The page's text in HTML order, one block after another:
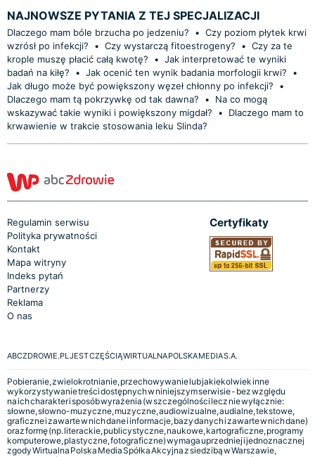
NAJNOWSZE PYTANIA Z TEJ SPECJALIZACJI
Dlaczego mam bóle brzucha po jedzeniu? • Czy poziom płytek krwi
wzrósł po infekcji?
• Czy wystarczą fitoestrogeny? • Czy za te
krople muszę płacić całą kwotę?
• Jak interpretować te wyniki
badań na kiłę?
• Jak ocenić ten wynik badania morfologii krwi?
•
Jak długo może być powiększony węzeł chłonny po infekcji?
•
Dlaczego mam tą pokrzywkę od tak dawna?
•
Na co mogą
wskazywać takie wyniki i powiększony migdał?
•
Dlaczego mam to
krwawienie w trakcie stosowania leku Slinda?
Regulamin serwisu
Polityka prywatności
Kontakt
Mapa witryny
Indeks pytań
Partnerzy
Reklama
O nas
Certyfikaty
ABCZDROWIE.PL JEST CZĘŚCIĄ WIRTUALNA POLSKA MEDIA S.A.
Pobieranie, zwielokrotnianie, przechowywanie lub jakiekolwiek inne
wykorzystywanie treści dostępnych w niniejszym serwisie - bez względu
na ich charakter i sposób wyrażenia (w szczególności lecz nie wyłącznie:
słowne, słowno-muzyczne, muzyczne, audiowizualne, audialne, tekstowe,
graficzne i zawarte w nich dane i informacje, bazy danych i zawarte w nich dane)
oraz formę (np. literackie, publicystyczne, naukowe, kartograficzne, programy
komputerowe, plastyczne, fotograficzne) wymaga uprzedniej i jednoznacznej
zgody Wirtualna Polska Media Spółka Akcyjna z siedzibą w Warszawie,